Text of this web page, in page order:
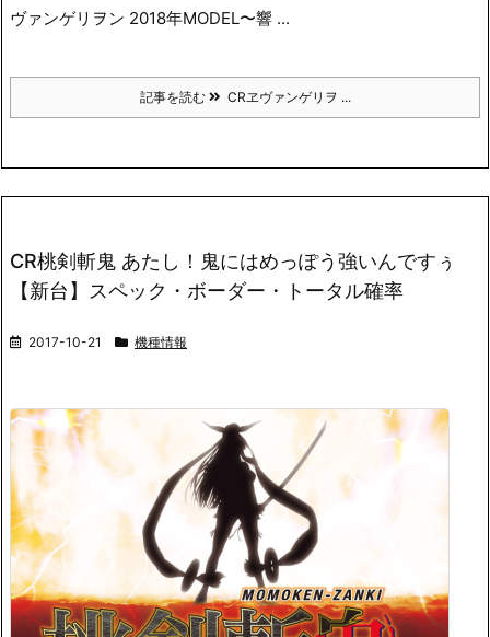
ヴァンゲリヲン 2018年MODEL〜響 ...
記事を読む CRヱヴァンゲリヲ ...
CR桃剣斬鬼 あたし！鬼にはめっぽう強いんですぅ
【新台】スペック・ボーダー・トータル確率
2017-10-21 機種情報